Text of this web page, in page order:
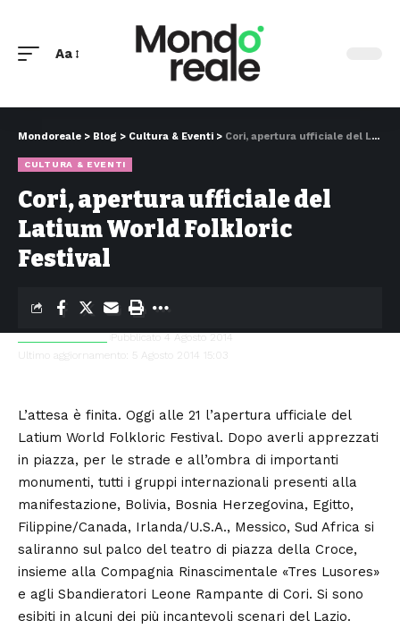
Aa
Mondoreale > Blog > Cultura & Eventi > Cori, apertura ufficiale del Latium World Folkloric Festival
CULTURA & EVENTI
Cori, apertura ufficiale del
Latium World Folkloric
Festival
Ultimo aggiornamento: 5 Agosto 2014 15:03
Pubblicato 4 Agosto 2014
L’attesa è finita. Oggi alle 21 l’apertura ufficiale del
Latium World Folkloric Festival. Dopo averli apprezzati
in piazza, per le strade e all’ombra di importanti
monumenti, tutti i gruppi internazionali presenti alla
manifestazione, Bolivia, Bosnia Herzegovina, Egitto,
Filippine/Canada, Irlanda/U.S.A., Messico, Sud Africa si
saliranno sul palco del teatro di piazza della Croce,
insieme alla Compagnia Rinascimentale «Tres Lusores»
e agli Sbandieratori Leone Rampante di Cori. Si sono
esibiti in alcuni dei più incantevoli scenari del Lazio.